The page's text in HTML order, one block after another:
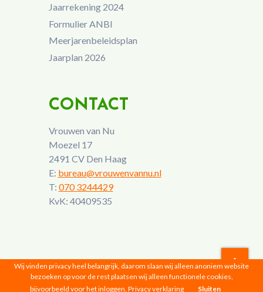
Jaarrekening 2024
Formulier ANBI
Meerjarenbeleidsplan
Jaarplan 2026
CONTACT
Vrouwen van Nu
Moezel 17
2491 CV Den Haag
E: bureau@vrouwenvannu.nl
T: 070 3244429
KvK: 40409535
Vrouwen van Nu © 2026 |Privacyverklaring
Wij vinden privacy heel belangrijk, daarom slaan wij alleen anoniem website
bezoeken op voor de rest plaatsen wij alleen functionele cookies,
bijvoorbeeld voor het inloggen. Privacy verklaring Sluiten